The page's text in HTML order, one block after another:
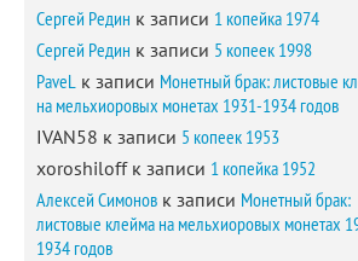
Сергей Редин к записи 1 копейка 1974
Сергей Редин к записи 5 копеек 1998
PaveL к записи Монетный брак: листовые
на мельхиоровых монетах 1931-1934 годов
IVAN58 к записи 5 копеек 1953
xoroshiloffк записи 1 копейка 1952
Алексей Симонов к записи Монетный брак:
листовые клейма на мельхиоровых монетах
1934 годов